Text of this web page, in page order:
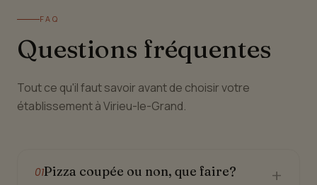
FAQ
Questions fréquentes
Tout ce qu'il faut savoir avant de choisir votre
établissement à Virieu-le-Grand.
01Pizza coupée ou non, que faire? +